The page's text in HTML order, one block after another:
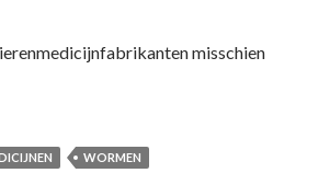
misschien
WORMEN